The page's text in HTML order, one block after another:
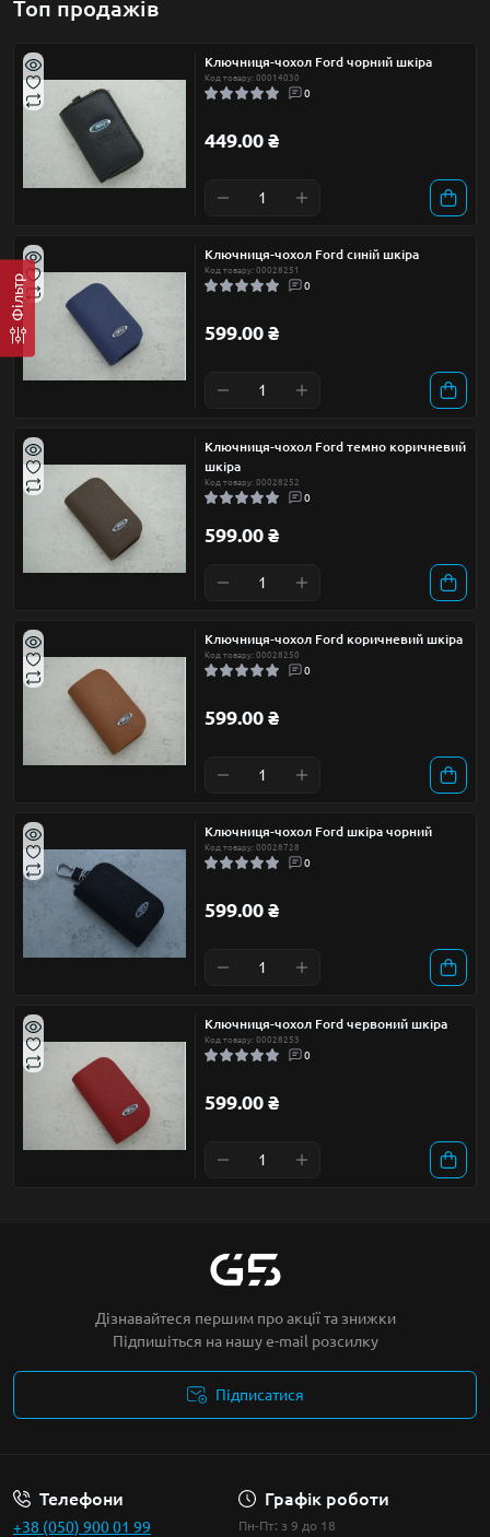
Фільтр
Топ продажів
Ключниця-чохол Ford чорний шкіра
Код товару: 00014030
0
449.00 ₴
Ключниця-чохол Ford синій шкіра
Код товару: 00028251
0
599.00 ₴
Ключниця-чохол Ford темно коричневий
шкіра
Код товару: 00028252
0
599.00 ₴
Ключниця-чохол Ford коричневий шкіра
Код товару: 00028250
0
599.00 ₴
Ключниця-чохол Ford шкіра чорний
Код товару: 00028728
0
599.00 ₴
Ключниця-чохол Ford червоний шкіра
Код товару: 00028253
0
599.00 ₴
Дізнавайтеся першим про акції та знижки
Підпишіться на нашу e-mail розсилку
Підписатися
Телефони
+38 (050) 900 01 99
Графік роботи
Пн-Пт: з 9 до 18